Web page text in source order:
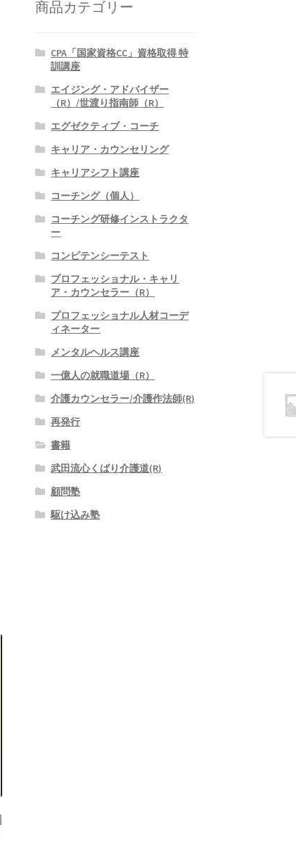
商品カテゴリー
CPA「国家資格CC」資格取得 特
訓講座
エイジング・アドバイザー
（R）/世渡り指南師（R）
エグゼクティブ・コーチ
キャリア・カウンセリング
キャリアシフト講座
コーチング（個人）
コーチング研修インストラクタ
ー
コンピテンシーテスト
プロフェッショナル・キャリ
ア・カウンセラー（R）
プロフェッショナル人材コーデ
ィネーター
メンタルヘルス講座
一億人の就職道場（R）
介護カウンセラー/介護作法師(R)
再発行
書籍
武田流心くばり介護道(R)
顧問塾
駆け込み塾